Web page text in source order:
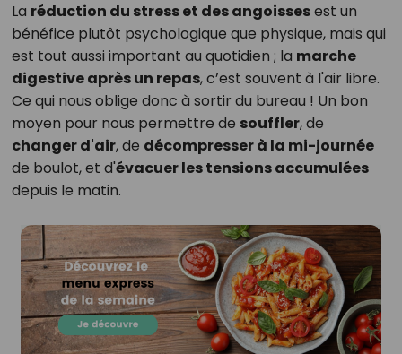
La réduction du stress et des angoissesest un
bénéfice plutôt psychologique que physique, mais qui
est tout aussi important au quotidien ; la marche
digestive après un repas, c’est souvent à l'air libre.
Ce qui nous oblige donc à sortir du bureau ! Un bon
moyen pour nous permettre de souffler, de
changer d'air, de décompresser à la mi-journée
de boulot, et d'évacuer les tensions accumulées
depuis le matin.